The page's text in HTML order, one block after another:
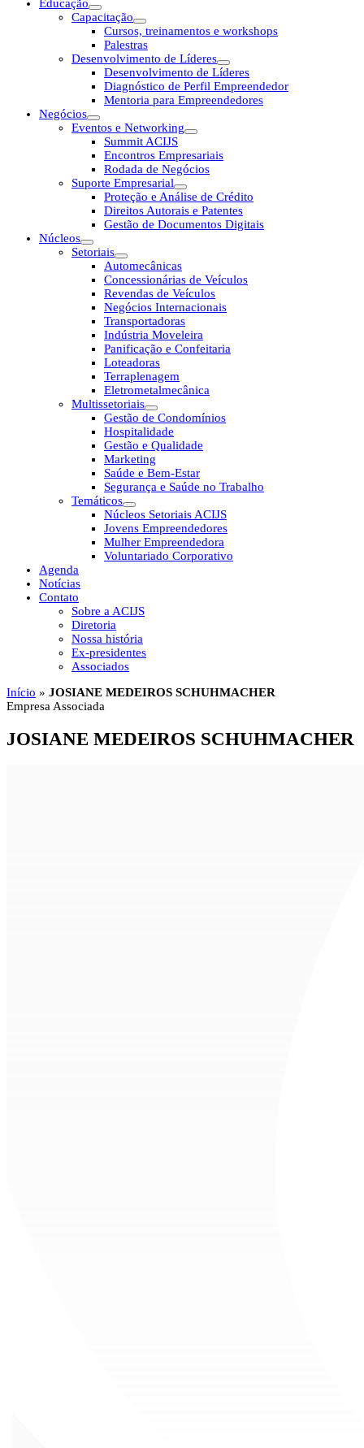
Educação
Capacitação
Cursos, treinamentos e workshops
Palestras
Desenvolvimento de Líderes
Desenvolvimento de Líderes
Diagnóstico de Perfil Empreendedor
Mentoria para Empreendedores
Negócios
Eventos e Networking
Summit ACIJS
Encontros Empresariais
Rodada de Negócios
Suporte Empresarial
Proteção e Análise de Crédito
Direitos Autorais e Patentes
Gestão de Documentos Digitais
Núcleos
Setoriais
Automecânicas
Concessionárias de Veículos
Revendas de Veículos
Negócios Internacionais
Transportadoras
Indústria Moveleira
Panificação e Confeitaria
Loteadoras
Terraplenagem
Eletrometalmecânica
Multissetoriais
Gestão de Condomínios
Hospitalidade
Gestão e Qualidade
Marketing
Saúde e Bem-Estar
Segurança e Saúde no Trabalho
Temáticos
Núcleos Setoriais ACIJS
Jovens Empreendedores
Mulher Empreendedora
Voluntariado Corporativo
Agenda
Notícias
Contato
Sobre a ACIJS
Diretoria
Nossa história
Ex-presidentes
Associados
Início » JOSIANE MEDEIROS SCHUHMACHER
Empresa Associada
JOSIANE MEDEIROS SCHUHMACHER